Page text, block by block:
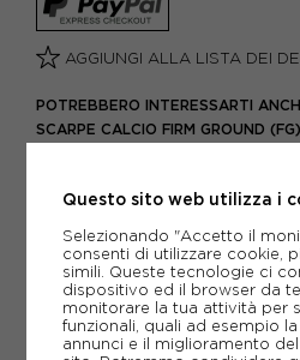
AGGIUNGI ALLA LISTA DEI
POTREBBERO INTERESSARTI
SCARPE CALCIO FIRM GROUND
PIÙ INFORMAZIONI
Questo sito web utilizza i
Selezionando "Accetto il
consenti di utilizzare cookie,
simili. Queste tecnologie ci
dispositivo ed il browser da
monitorare la tua attività per
funzionali, quali ad esempio
annunci e il miglioramento del